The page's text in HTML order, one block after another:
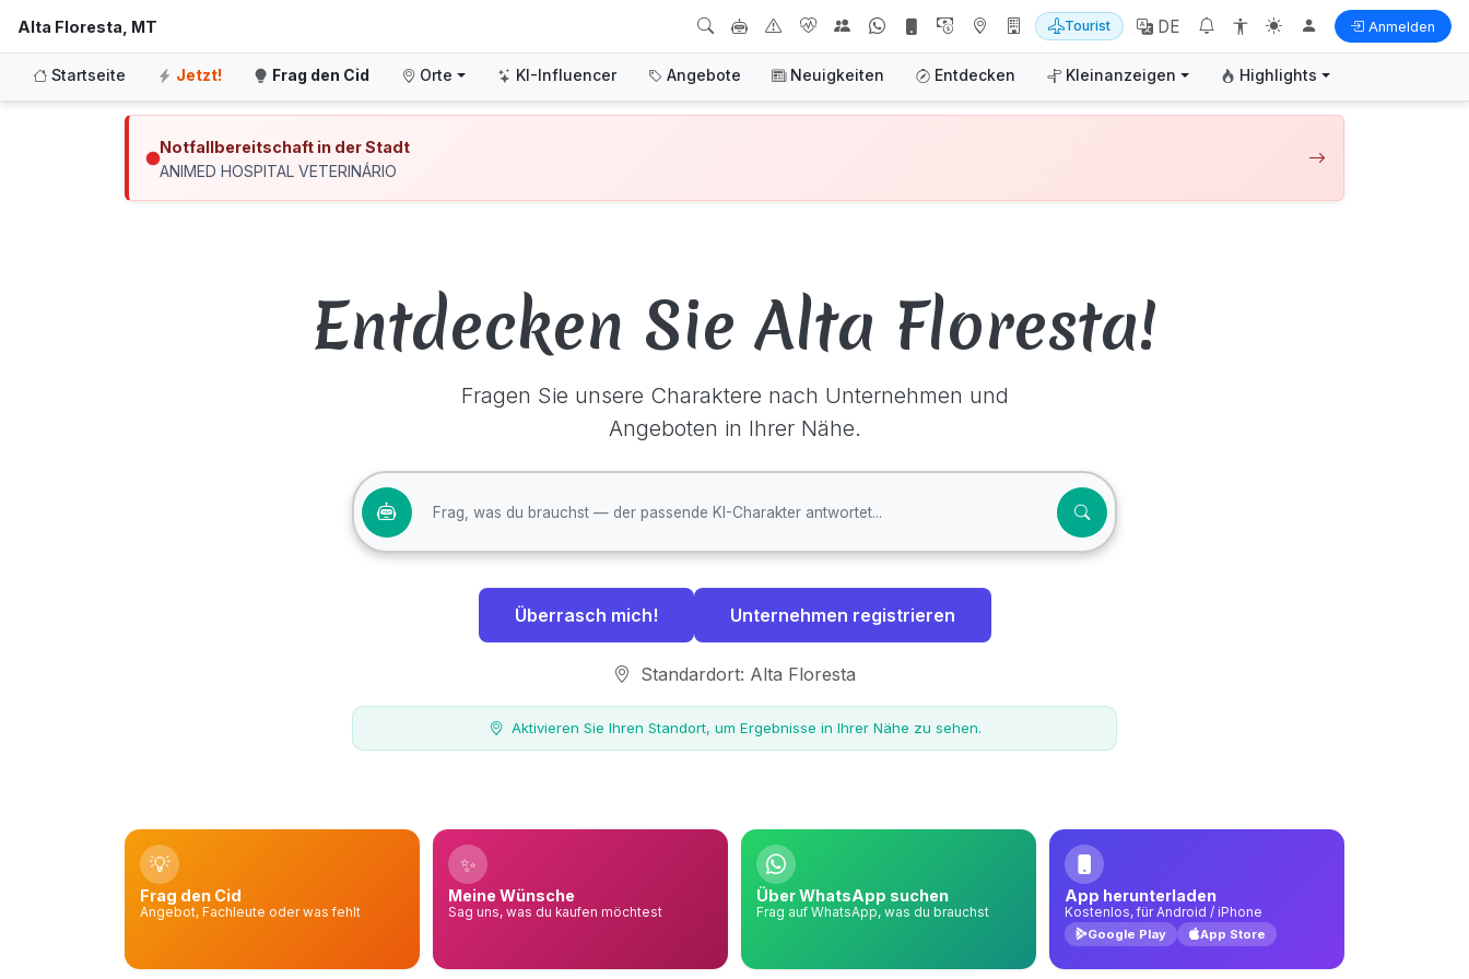
Alta Floresta, MT Tourist DE Anmelden
Startseite Jetzt! Frag den Cid Orte KI-Influencer Angebote Neuigkeiten Entdecken Kleinanzeigen Highlights
Notfallbereitschaft in der Stadt
ANIMED HOSPITAL VETERINÁRIO
Entdecken Sie Alta Floresta!
Fragen Sie unsere Charaktere nach Unternehmen und
Angeboten in Ihrer Nähe.
Überrasch mich! Unternehmen registrieren
Standardort: Alta Floresta
Aktivieren Sie Ihren Standort, um Ergebnisse in Ihrer Nähe zu sehen.
💡
Frag den Cid
Angebot, Fachleute oder was fehlt
✨
Meine Wünsche
Sag uns, was du kaufen möchtest
Über WhatsApp suchen
Frag auf WhatsApp, was du brauchst
App herunterladen
Kostenlos, für Android / iPhone
Google Play
App Store